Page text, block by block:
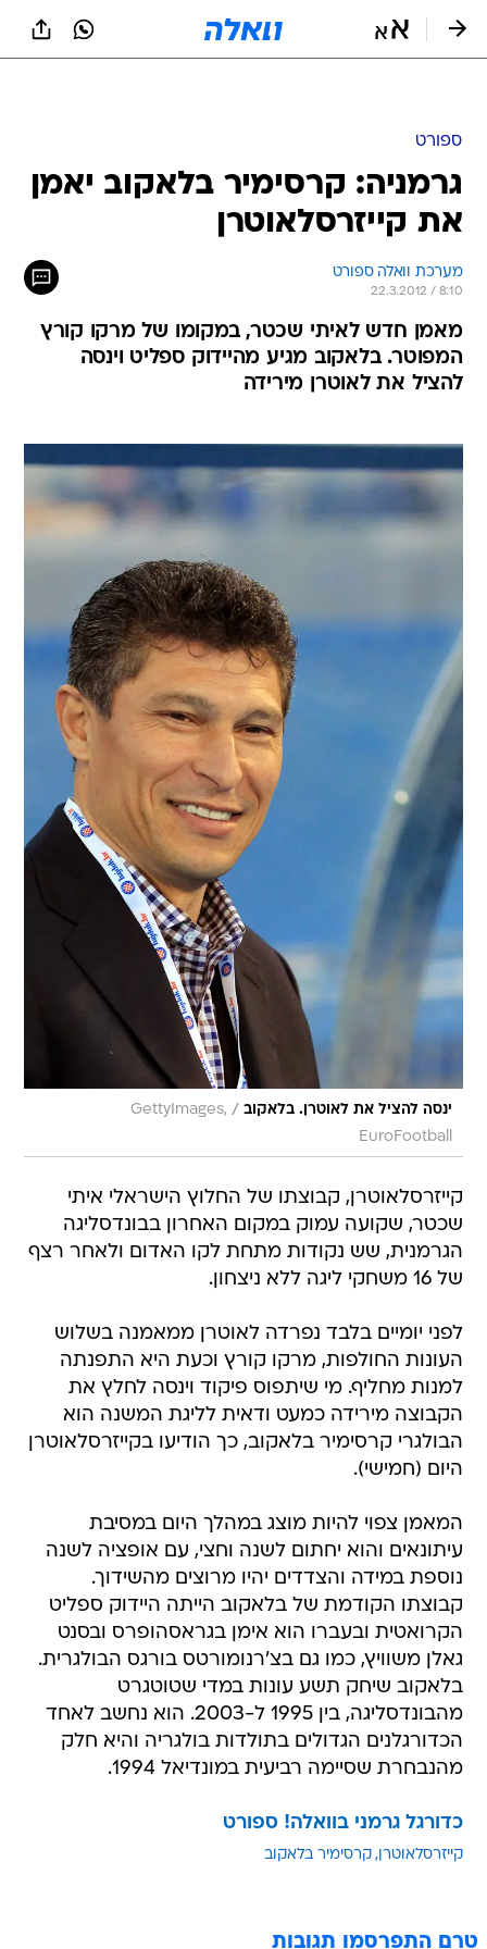
ספורט
גרמניה: קרסימיר בלאקוב יאמן
את קייזרסלאוטרן
מערכת וואלה ספורט
22.3.2012 / 8:10
מאמן חדש לאיתי שכטר, במקומו של מרקו קורץ
המפוטר. בלאקוב מגיע מהיידוק ספליט וינסה
להציל את לאוטרן מירידה
ינסה להציל את לאוטרן. בלאקוב /
GettyImages,
EuroFootball
קייזרסלאוטרן, קבוצתו של החלוץ הישראלי איתי
שכטר, שקועה עמוק במקום האחרון בבונדסליגה
הגרמנית, שש נקודות מתחת לקו האדום ולאחר רצף
של 16 משחקי ליגה ללא ניצחון.
לפני יומיים בלבד נפרדה לאוטרן ממאמנה בשלוש
העונות החולפות, מרקו קורץ וכעת היא התפנתה
למנות מחליף. מי שיתפוס פיקוד וינסה לחלץ את
הקבוצה מירידה כמעט ודאית לליגת המשנה הוא
הבולגרי קרסימיר בלאקוב, כך הודיעו בקייזרסלאוטרן
היום (חמישי).
המאמן צפוי להיות מוצג במהלך היום במסיבת
עיתונאים והוא יחתום לשנה וחצי, עם אופציה לשנה
נוספת במידה והצדדים יהיו מרוצים מהשידוך.
קבוצתו הקודמת של בלאקוב הייתה היידוק ספליט
הקרואטית ובעברו הוא אימן בגראסהופרס ובסנט
גאלן משוויץ, כמו גם בצ'רנומורטס בורגס הבולגרית.
בלאקוב שיחק תשע עונות במדי שטוטגרט
מהבונדסליגה, בין 1995 ל-2003. הוא נחשב לאחד
הכדורגלנים הגדולים בתולדות בולגריה והיא חלק
מהנבחרת שסיימה רביעית במונדיאל 1994.
כדורגל גרמני בוואלה! ספורט
קייזרסלאוטרן קרסימיר בלאקוב
טרם התפרסמו תגובות